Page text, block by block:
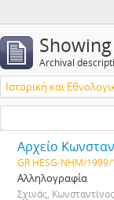
Archival
Αρχείο
GR HESG-NHM/1999/
Αλληλογραφία
Σχινάς, Κωνσταντίνος